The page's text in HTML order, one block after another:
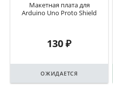
Макетная плата для
Arduino Uno Proto Shield
130₽
ОЖИДАЕТСЯ